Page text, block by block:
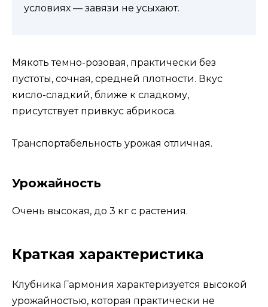
условиях — завязи не усыхают.
Мякоть темно-розовая, практически без
пустоты, сочная, средней плотности. Вкус
кисло-сладкий, ближе к сладкому,
присутствует привкус абрикоса.
Транспортабельность урожая отличная.
Урожайность
Очень высокая, до 3 кг с растения.
Краткая характеристика
Клубника Гармония характеризуется высокой
урожайностью, которая практически не